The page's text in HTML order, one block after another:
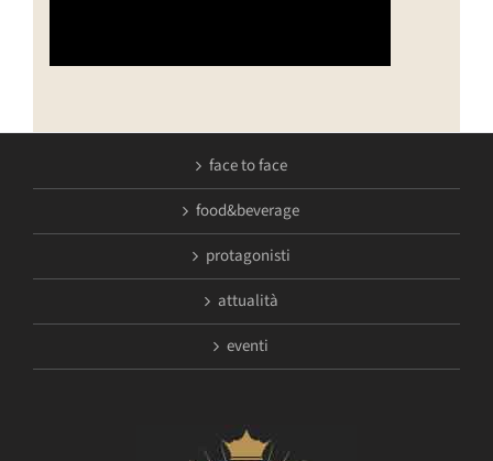
face to face
food&beverage
protagonisti
attualità
eventi